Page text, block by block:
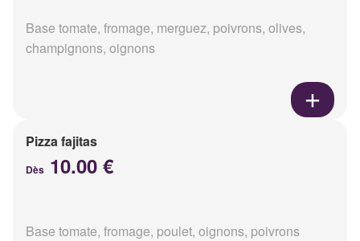
Base tomate, fromage, merguez, poivrons, olives,
champignons, oignons
Pizza fajitas
Dès 10.00 €
Base tomate, fromage, poulet, oignons, poivrons